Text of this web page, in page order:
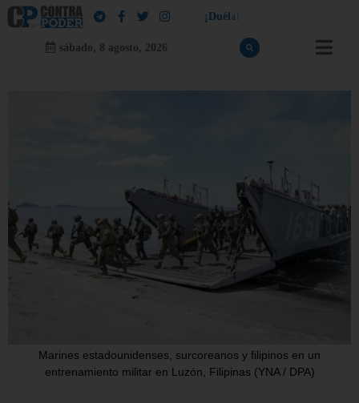
¡ Dué a
sábado, 8 agosto, 2026
Marines estadounidenses, surcoreanos y filipinos en un
entrenamiento militar en Luzón, Filipinas (YNA / DPA)